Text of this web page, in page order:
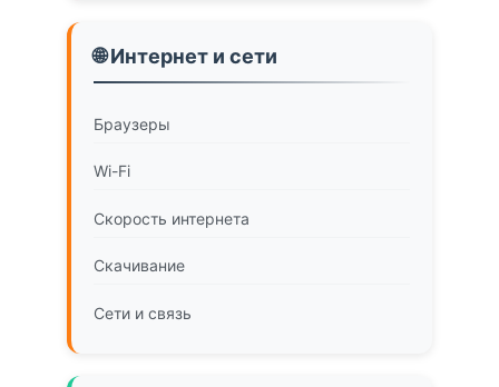
🌐 Интернет и сети
Браузеры
Wi-Fi
Скорость интернета
Скачивание
Сети и связь